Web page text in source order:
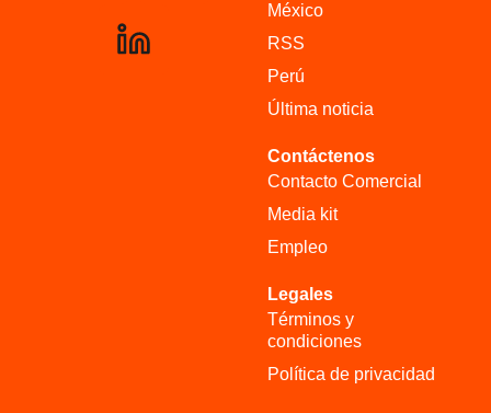
México
RSS
Perú
Última noticia
Contáctenos
Contacto Comercial
Media kit
Empleo
Legales
Términos y
condiciones
Política de privacidad